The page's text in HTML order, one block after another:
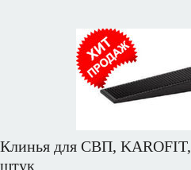
Клинья для СВП,
штук